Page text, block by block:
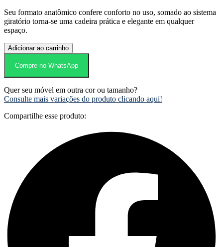
Seu formato anatômico confere conforto no uso, somado ao sistema
giratório torna-se uma cadeira prática e elegante em qualquer
espaço.
Cadeira
Ella
quantidade
Adicionar ao carrinho
Compre no WhatsApp
Quer seu móvel em outra cor ou tamanho?
Consulte mais variações do produto clicando aqui!
Compartilhe esse produto: